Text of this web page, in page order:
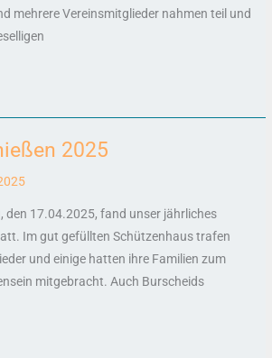
mehrere Vereinsmitglieder nahmen teil und
2025
den 17.04.2025, fand unser jährliches
Im gut gefüllten Schützenhaus trafen
und einige hatten ihre Familien zum
mitgebracht. Auch Burscheids